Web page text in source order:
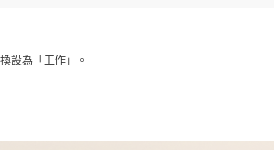
設為「工作」。